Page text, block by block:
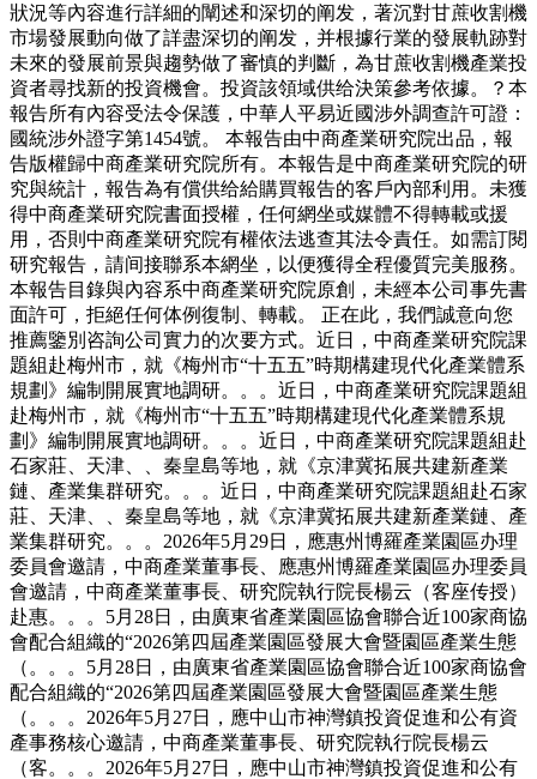
狀況等內容進行詳細的闡述和深切的阐发，著沉對甘蔗收割機
市場發展動向做了詳盡深切的阐发，并根據行業的發展軌跡對
未來的發展前景與趨勢做了審慎的判斷，為甘蔗收割機產業投
資者尋找新的投資機會。投資該領域供给決策參考依據。？本
報告所有內容受法令保護，中華人平易近國涉外調查許可證：
國統涉外證字第1454號。 本報告由中商產業研究院出品，報
告版權歸中商產業研究院所有。本報告是中商產業研究院的研
究與統計，報告為有償供给給購買報告的客戶內部利用。未獲
得中商產業研究院書面授權，任何網坐或媒體不得轉載或援
用，否則中商產業研究院有權依法逃查其法令責任。如需訂閱
研究報告，請间接聯系本網坐，以便獲得全程優質完美服務。
本報告目錄與內容系中商產業研究院原創，未經本公司事先書
面許可，拒絕任何体例復制、轉載。 正在此，我們誠意向您
推薦鑒別咨詢公司實力的次要方式。近日，中商產業研究院課
題組赴梅州市，就《梅州市“十五五”時期構建現代化產業體系
規劃》編制開展實地調研。。。近日，中商產業研究院課題組
赴梅州市，就《梅州市“十五五”時期構建現代化產業體系規
劃》編制開展實地調研。。。近日，中商產業研究院課題組赴
石家莊、天津、、秦皇島等地，就《京津冀拓展共建新產業
鏈、產業集群研究。。。近日，中商產業研究院課題組赴石家
莊、天津、、秦皇島等地，就《京津冀拓展共建新產業鏈、產
業集群研究。。。2026年5月29日，應惠州博羅產業園區办理
委員會邀請，中商產業董事長、應惠州博羅產業園區办理委員
會邀請，中商產業董事長、研究院執行院長楊云（客座传授）
赴惠。。。5月28日，由廣東省產業園區協會聯合近100家商協
會配合組織的“2026第四屆產業園區發展大會暨園區產業生態
（。。。5月28日，由廣東省產業園區協會聯合近100家商協會
配合組織的“2026第四屆產業園區發展大會暨園區產業生態
（。。。2026年5月27日，應中山市神灣鎮投資促進和公有資
產事務核心邀請，中商產業董事長、研究院執行院長楊云
（客。。。2026年5月27日，應中山市神灣鎮投資促進和公有